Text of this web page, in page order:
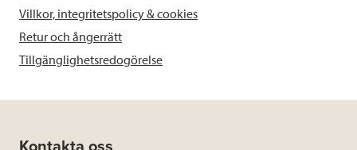
Villkor, integritetspolicy & cookies
Retur och ångerrätt
Tillgänglighetsredogörelse